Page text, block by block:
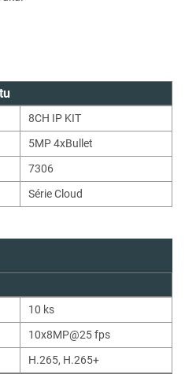
8CH IP KIT
5MP 4xBullet
7306
Série Cloud
10 ks
10x8MP@25 fps
H.265, H.265+